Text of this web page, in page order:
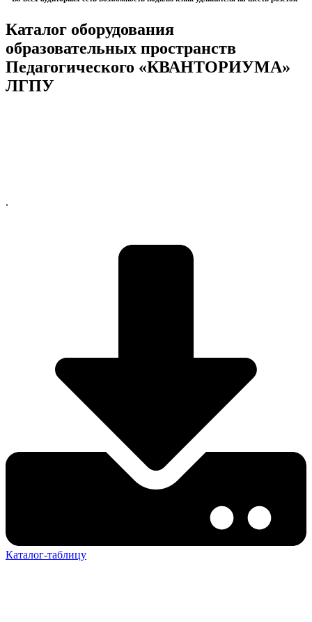
Каталог оборудования
образовательных пространств
Педагогического «КВАНТОРИУМА»
ЛГПУ
.
Каталог-таблицу